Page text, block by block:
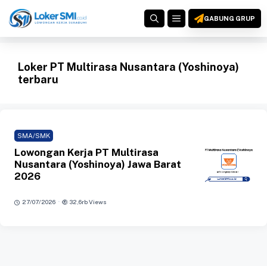
ke
MENUGABUNG GRUP
Loker PT Multirasa Nusantara (Yoshinoya)
terbaru
SMA/SMK
Lowongan Kerja PT Multirasa
Nusantara (Yoshinoya) Jawa Barat
2026
27/07/2026 · 32,6rb Views